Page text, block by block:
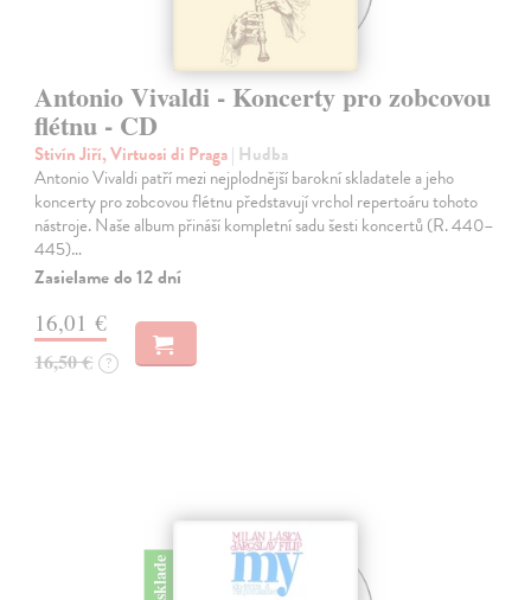
Antonio Vivaldi - Koncerty pro zobcovou
flétnu - CD
Stivín Jiří, Virtuosi di Praga| Hudba
Antonio Vivaldi patří mezi nejplodnější barokní skladatele a jeho
koncerty pro zobcovou flétnu představují vrchol repertoáru tohoto
nástroje. Naše album přináší kompletní sadu šesti koncertů (R. 440–
445)…
Zasielame do 12 dní
16,01 €
16,50 € ?